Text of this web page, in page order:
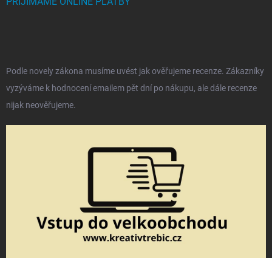
Podle novely zákona musíme uvést jak ověřujeme recenze. Zákazníky
vyzýváme k hodnocení emailem pět dní po nákupu, ale dále recenze
nijak neověřujeme.